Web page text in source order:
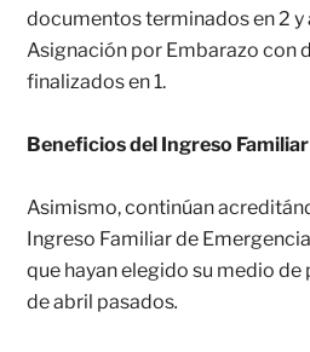
documentos terminados en 2 y
Asignación por Embarazo con
finalizados en 1.
Beneficios del Ingreso
Asimismo, continúan
Ingreso Familiar de
que hayan elegido su medio de
de abril pasados.